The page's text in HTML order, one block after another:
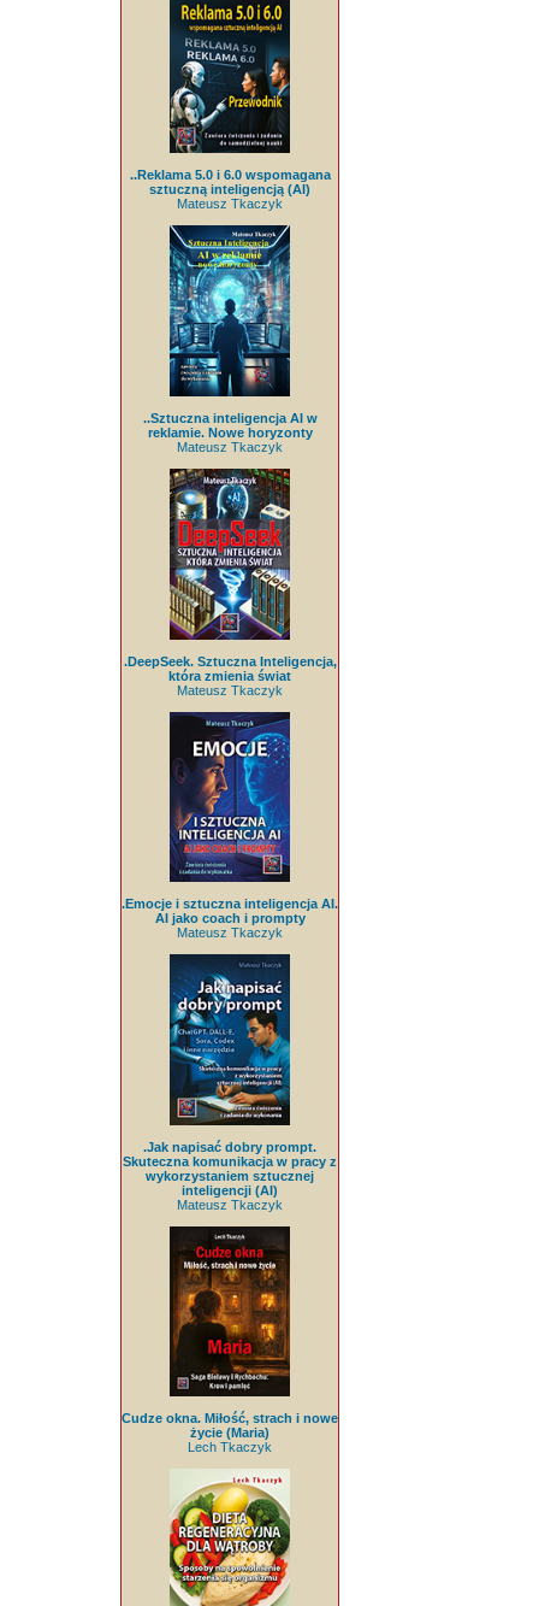
..Reklama 5.0 i 6.0 wspomagana
sztuczną inteligencją (AI)
Mateusz Tkaczyk
..Sztuczna inteligencja AI w
reklamie. Nowe horyzonty
Mateusz Tkaczyk
.DeepSeek. Sztuczna Inteligencja,
która zmienia świat
Mateusz Tkaczyk
.Emocje i sztuczna inteligencja AI.
AI jako coach i prompty
Mateusz Tkaczyk
.Jak napisać dobry prompt.
Skuteczna komunikacja w pracy z
wykorzystaniem sztucznej
inteligencji (AI)
Mateusz Tkaczyk
Cudze okna. Miłość, strach i nowe
życie (Maria)
Lech Tkaczyk